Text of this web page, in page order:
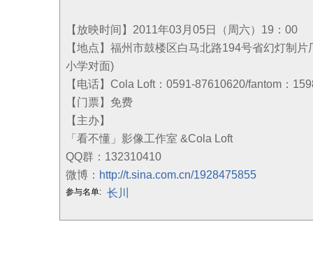
【放映时间】2011年03月05日（周六）19：00
【地点】福州市鼓楼区白马北路194号省幻灯制
小学对面)
【电话】Cola Loft：0591-87610620/fantom：
【门票】免费
【主办】
「看不懂」影像工作室 &Cola Loft
QQ群：132310410
微博： http://t.sina.com.cn/1928475855
参与名单: 长川